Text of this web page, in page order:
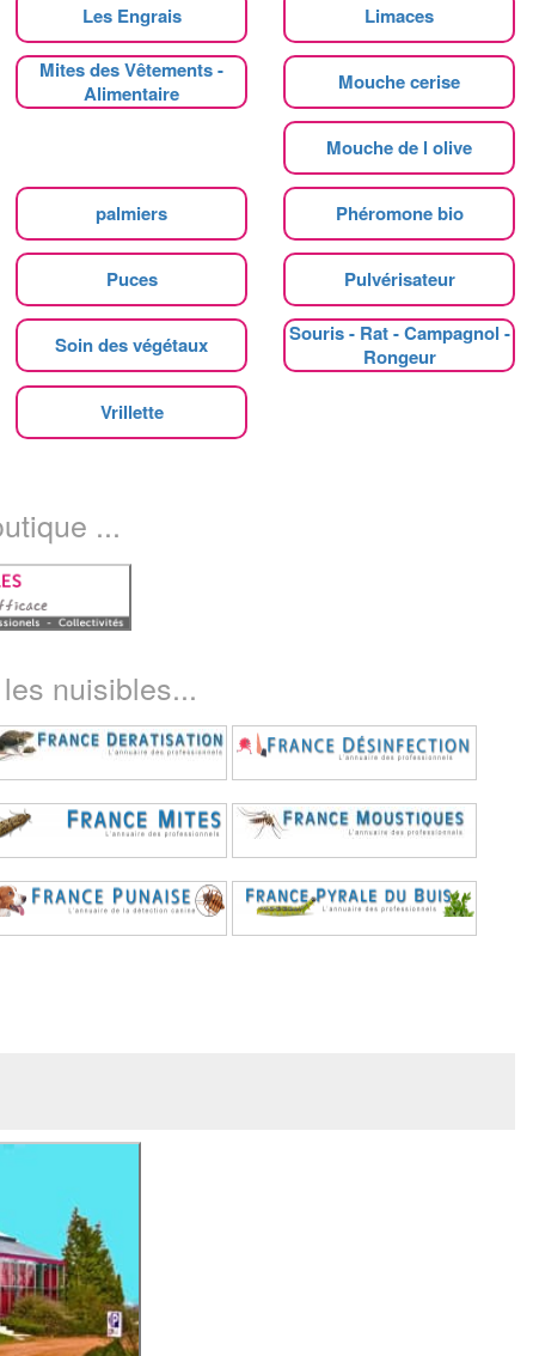
Les Engrais Limaces
Mites des Vêtements -
Alimentaire
Mouche cerise
Mouche de l olive
palmiers Phéromone bio
Puces Pulvérisateur
Soin des végétaux
Souris - Rat - Campagnol -
Rongeur
Vrillette
...
nuisibles...